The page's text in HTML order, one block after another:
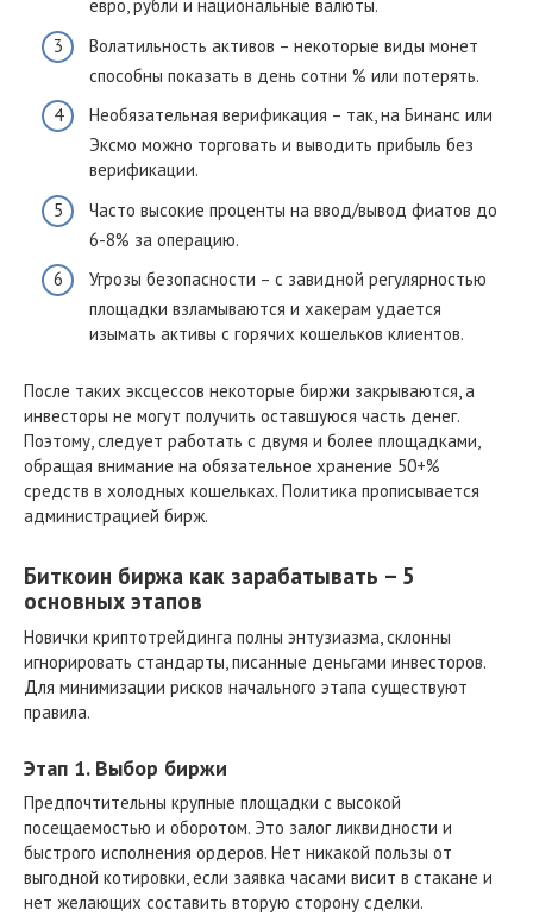
евро, рубли и национальные валюты.
Волатильность активов – некоторые виды монет
способны показать в день сотни % или потерять.
Необязательная верификация – так, на Бинанс или
Эксмо можно торговать и выводить прибыль без
верификации.
Часто высокие проценты на ввод/вывод фиатов до
6-8% за операцию.
Угрозы безопасности – с завидной регулярностью
площадки взламываются и хакерам удается
изымать активы с горячих кошельков клиентов.
После таких эксцессов некоторые биржи закрываются, а
инвесторы не могут получить оставшуюся часть денег.
Поэтому, следует работать с двумя и более площадками,
обращая внимание на обязательное хранение 50+%
средств в холодных кошельках. Политика прописывается
администрацией бирж.
Биткоин биржа как зарабатывать – 5
основных этапов
Новички криптотрейдинга полны энтузиазма, склонны
игнорировать стандарты, писанные деньгами инвесторов.
Для минимизации рисков начального этапа существуют
правила.
Этап 1. Выбор биржи
Предпочтительны крупные площадки с высокой
посещаемостью и оборотом. Это залог ликвидности и
быстрого исполнения ордеров. Нет никакой пользы от
выгодной котировки, если заявка часами висит в стакане и
нет желающих составить вторую сторону сделки.